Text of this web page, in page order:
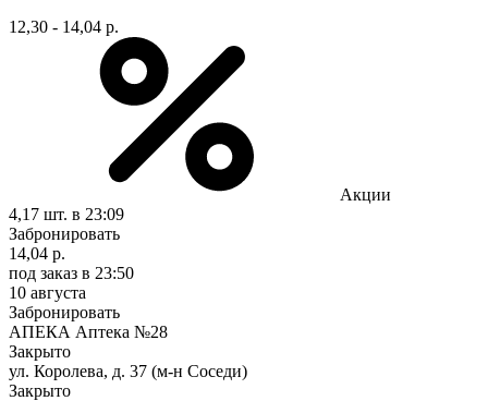
12,30 - 14,04 р.
Акции
4,17 шт. в 23:09
Забронировать
14,04 р.
под заказ в 23:50
10 августа
Забронировать
АПЕКА Аптека №28
Закрыто
ул. Королева, д. 37 (м-н Соседи)
Закрыто